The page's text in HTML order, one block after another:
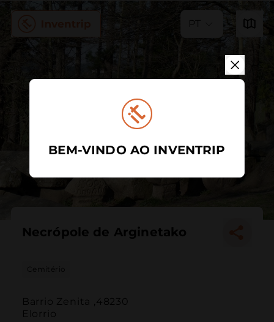
PT
Necrópole de Arginetako
Cemitério
Barrio Zenita ,48230
Elorrio
BEM-VINDO AO INVENTRIP